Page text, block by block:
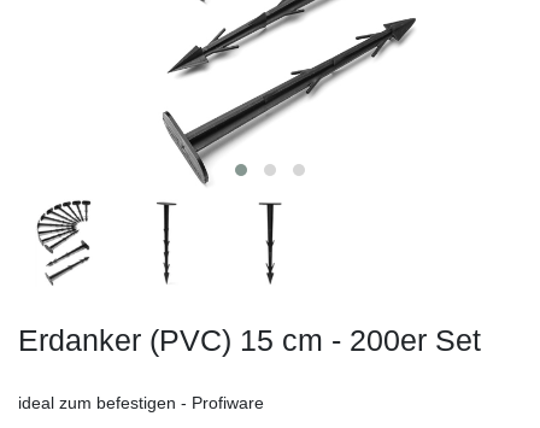
Erdanker (PVC) 15 cm - 200er Set
ideal zum befestigen - Profiware